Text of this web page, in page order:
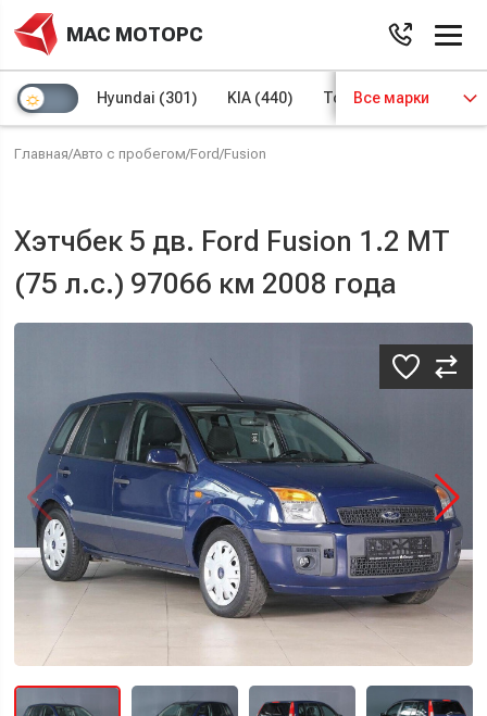
МАС МОТОРС
Hyundai (301) KIA (440) Toyota(97)
Все марки
Главная/Авто с пробегом/Ford/Fusion
Хэтчбек 5 дв. Ford Fusion 1.2 MT
(75 л.с.) 97066 км 2008 года